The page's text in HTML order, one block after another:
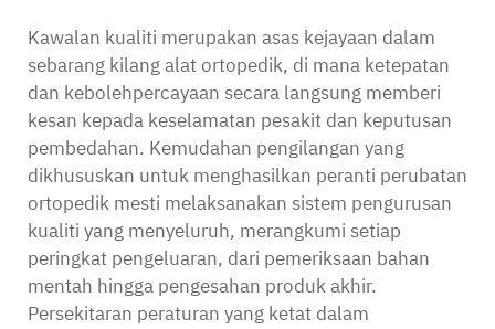
Kawalan kualiti merupakan asas kejayaan dalam
sebarang kilang alat ortopedik, di mana ketepatan
dan kebolehpercayaan secara langsung memberi
kesan kepada keselamatan pesakit dan keputusan
pembedahan. Kemudahan pengilangan yang
dikhususkan untuk menghasilkan peranti perubatan
ortopedik mesti melaksanakan sistem pengurusan
kualiti yang menyeluruh, merangkumi setiap
peringkat pengeluaran, dari pemeriksaan bahan
mentah hingga pengesahan produk akhir.
Persekitaran peraturan yang ketat dalam